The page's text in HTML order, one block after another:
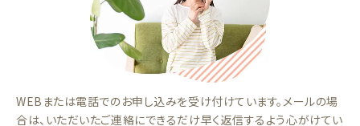
WEBまたは電話でのお申し込みを受け付けています。メールの場
合は、いただいたご連絡にできるだけ早く返信するよう心がけてい